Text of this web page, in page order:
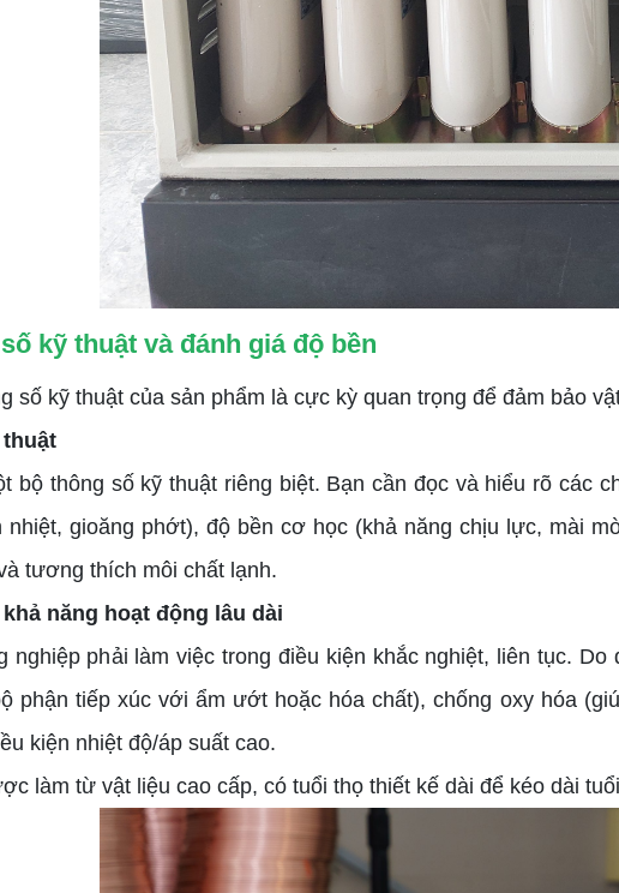
kỹ thuật và đánh giá độ bền
số kỹ thuật của sản phẩm là cực kỳ quan trọng để đảm bảo
bộ thông số kỹ thuật riêng biệt. Bạn cần đọc và hiểu rõ các
nhiệt, gioăng phớt), độ bền cơ học (khả năng chịu lực, mài
tương thích môi chất lạnh.
năng hoạt động lâu dài
nghiệp phải làm việc trong điều kiện khắc nghiệt, liên tục.
phận tiếp xúc với ẩm ướt hoặc hóa chất), chống oxy hóa
kiện nhiệt độ/áp suất cao.
làm từ vật liệu cao cấp, có tuổi thọ thiết kế dài để kéo dài